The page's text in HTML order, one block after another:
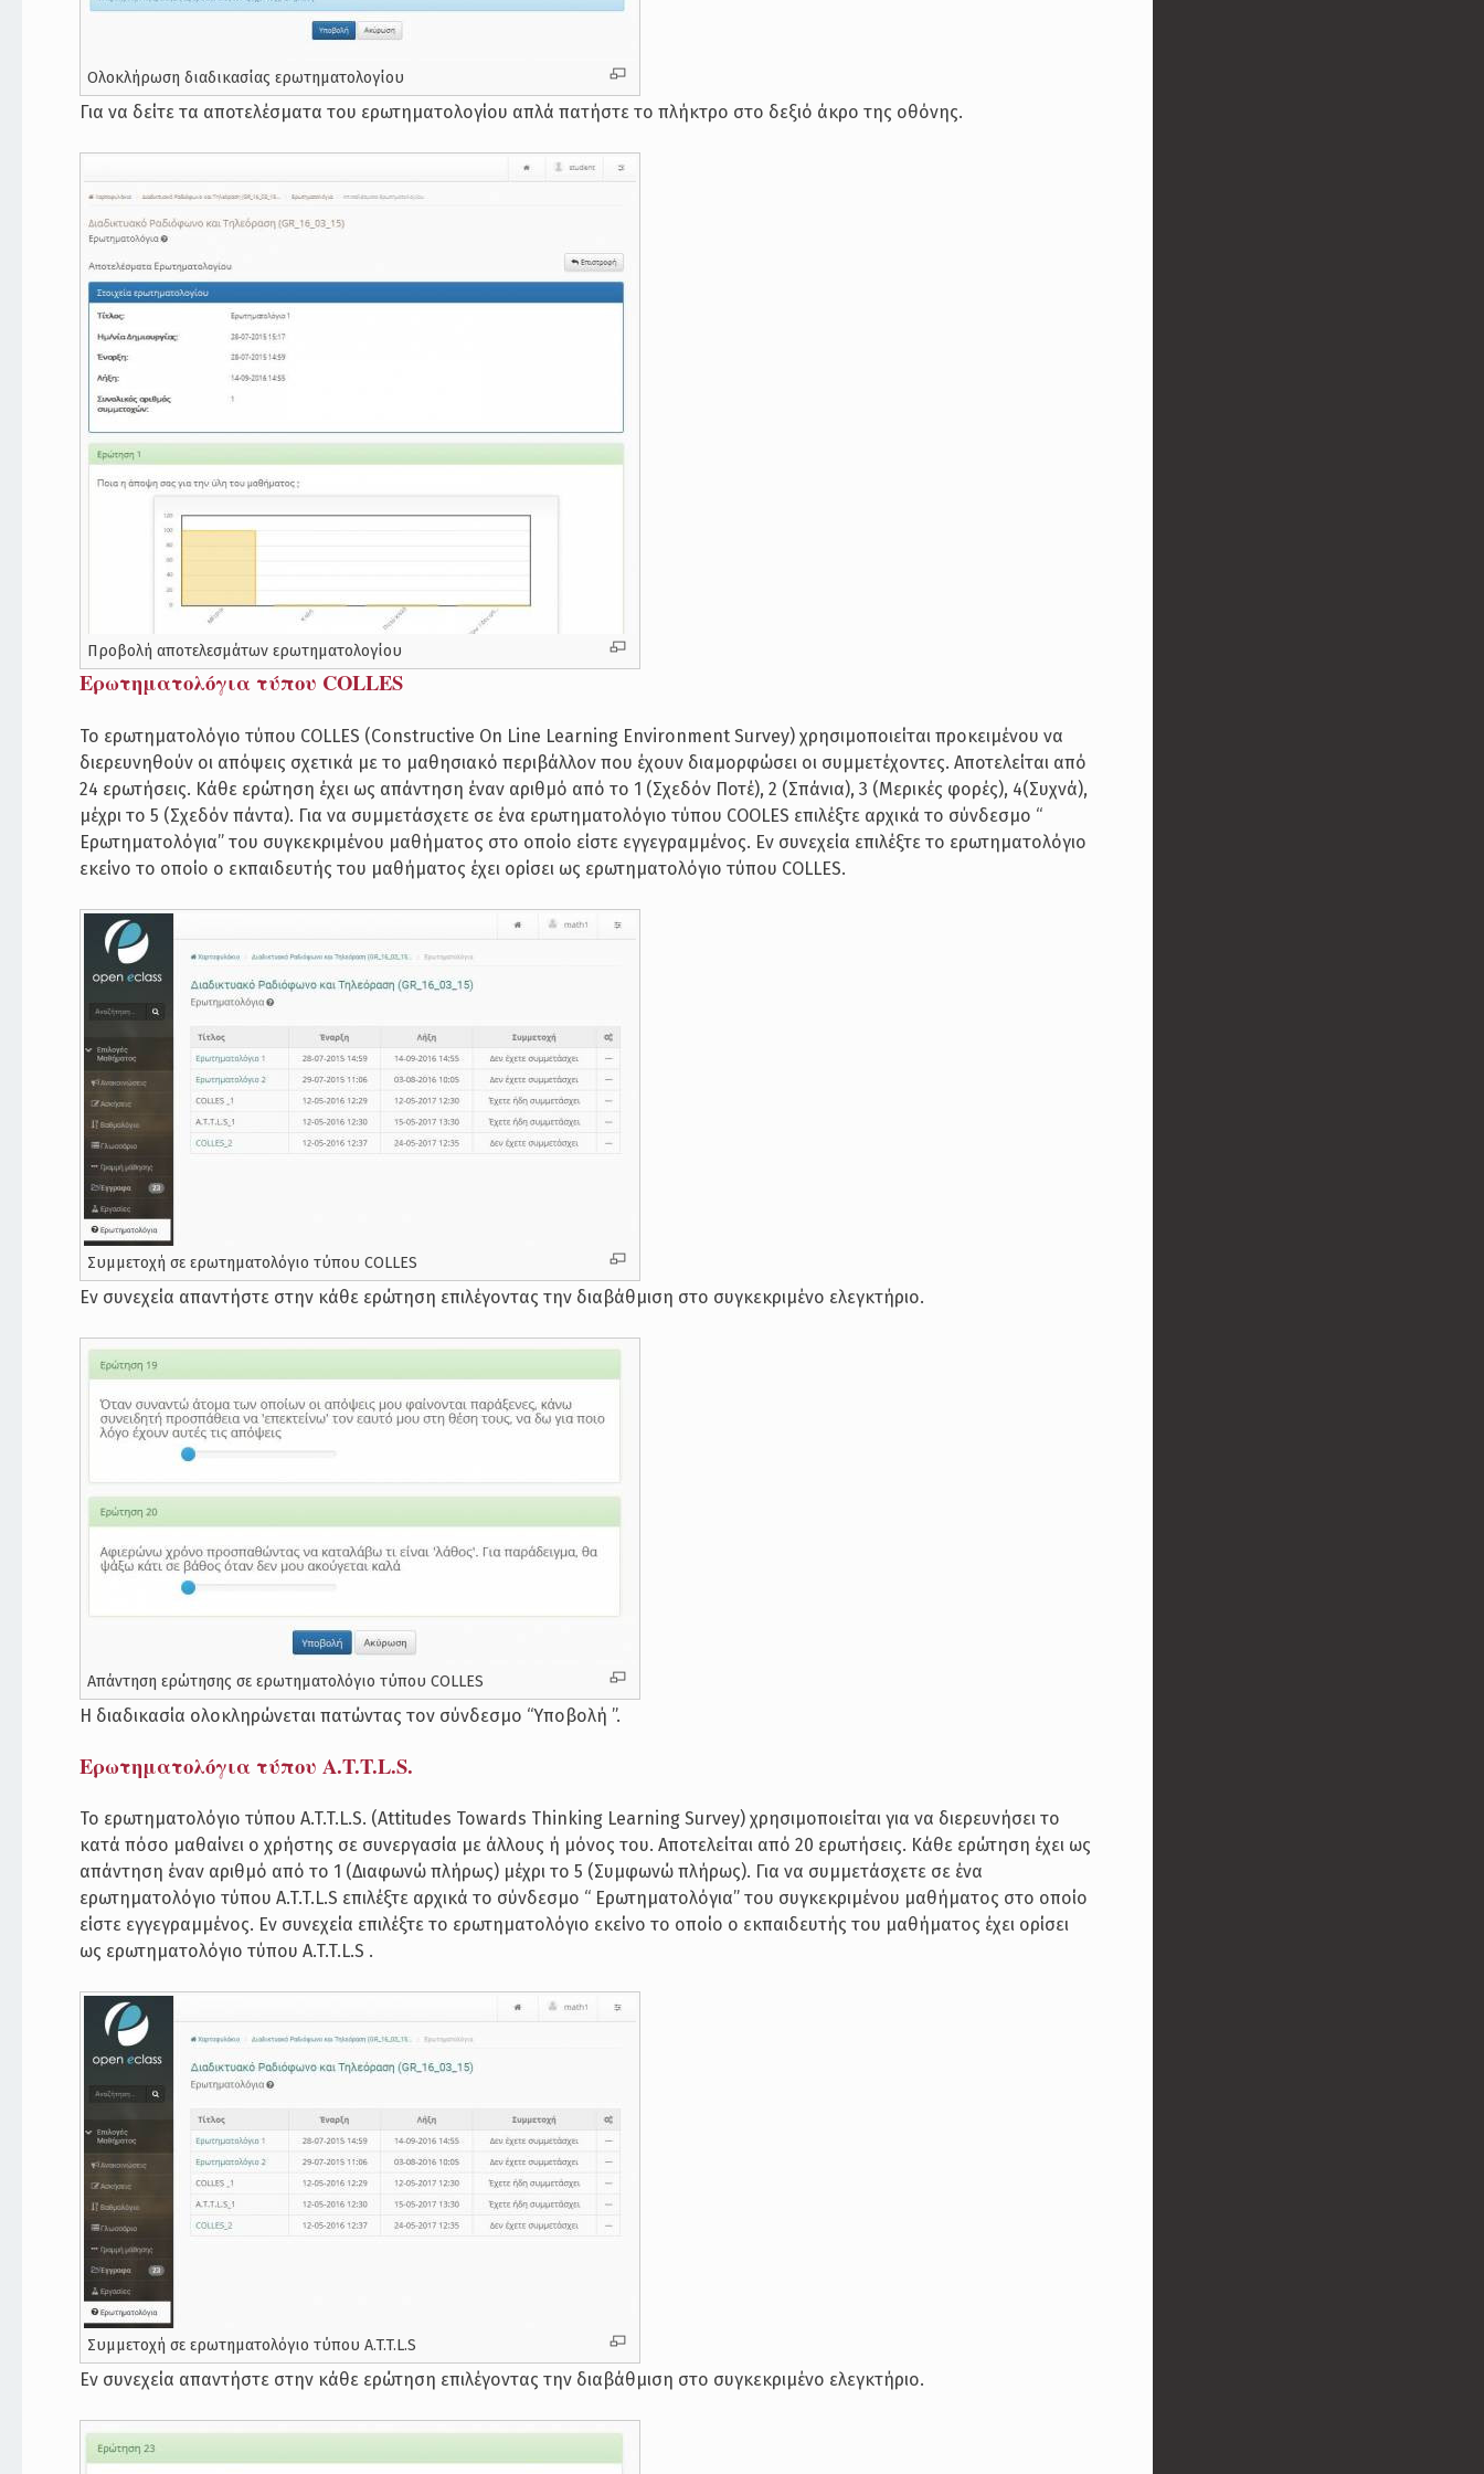
Ολοκλήρωση διαδικασίας ερωτηματολογίου
Για να δείτε τα αποτελέσματα του ερωτηματολογίου απλά πατήστε το πλήκτρο στο δεξιό άκρο της οθόνης.
Προβολή αποτελεσμάτων ερωτηματολογίου
Ερωτηματολόγια τύπου COLLES
Το ερωτηματολόγιο τύπου COLLES (Constructive On Line Learning Environment Survey) χρησιμοποιείται προκειμένου να
διερευνηθούν οι απόψεις σχετικά με το μαθησιακό περιβάλλον που έχουν διαμορφώσει οι συμμετέχοντες. Αποτελείται από
24 ερωτήσεις. Κάθε ερώτηση έχει ως απάντηση έναν αριθμό από το 1 (Σχεδόν Ποτέ), 2 (Σπάνια), 3 (Μερικές φορές), 4(Συχνά),
μέχρι το 5 (Σχεδόν πάντα). Για να συμμετάσχετε σε ένα ερωτηματολόγιο τύπου COOLES επιλέξτε αρχικά το σύνδεσμο “
Ερωτηματολόγια” του συγκεκριμένου μαθήματος στο οποίο είστε εγγεγραμμένος. Εν συνεχεία επιλέξτε το ερωτηματολόγιο
εκείνο το οποίο ο εκπαιδευτής του μαθήματος έχει ορίσει ως ερωτηματολόγιο τύπου COLLES.
Συμμετοχή σε ερωτηματολόγιο τύπου COLLES
Εν συνεχεία απαντήστε στην κάθε ερώτηση επιλέγοντας την διαβάθμιση στο συγκεκριμένο ελεγκτήριο.
Απάντηση ερώτησης σε ερωτηματολόγιο τύπου COLLES
Η διαδικασία ολοκληρώνεται πατώντας τον σύνδεσμο “Υποβολή ”.
Ερωτηματολόγια τύπου A.T.T.L.S.
Το ερωτηματολόγιο τύπου A.T.T.L.S. (Attitudes Towards Thinking Learning Survey) χρησιμοποιείται για να διερευνήσει το
κατά πόσο μαθαίνει ο χρήστης σε συνεργασία με άλλους ή μόνος του. Αποτελείται από 20 ερωτήσεις. Κάθε ερώτηση έχει ως
απάντηση έναν αριθμό από το 1 (Διαφωνώ πλήρως) μέχρι το 5 (Συμφωνώ πλήρως). Για να συμμετάσχετε σε ένα
ερωτηματολόγιο τύπου A.T.T.L.S επιλέξτε αρχικά το σύνδεσμο “ Ερωτηματολόγια” του συγκεκριμένου μαθήματος στο οποίο
είστε εγγεγραμμένος. Εν συνεχεία επιλέξτε το ερωτηματολόγιο εκείνο το οποίο ο εκπαιδευτής του μαθήματος έχει ορίσει
ως ερωτηματολόγιο τύπου A.T.T.L.S .
Συμμετοχή σε ερωτηματολόγιο τύπου A.T.T.L.S
Εν συνεχεία απαντήστε στην κάθε ερώτηση επιλέγοντας την διαβάθμιση στο συγκεκριμένο ελεγκτήριο.